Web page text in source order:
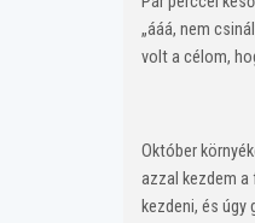
„ááá, nem
volt a célom,
Október
azzal kezdem a
kezdeni, és